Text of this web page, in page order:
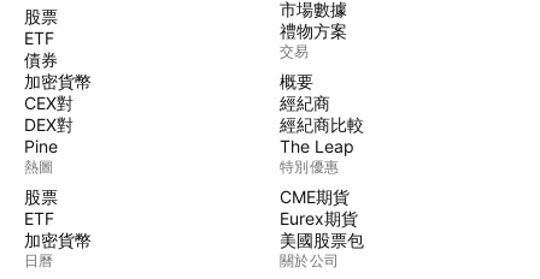
股票
ETF
債券
加密貨幣
CEX對
DEX對
Pine
熱圖
股票
ETF
加密貨幣
日曆
市場數據
禮物方案
交易
概要
經紀商
經紀商比較
The Leap
特別優惠
CME期貨
Eurex期貨
美國股票包
關於公司